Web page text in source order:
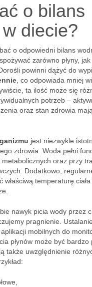
o bilans
diecie?
o odpowiedni bilans
zarówno płyny,
powinni dążyć do
, co odpowiada mniej
ta ilość może się
potrzeb –
oraz stan zdrowia
jest niezwykle
zdrowia. Woda pełni
oraz przy
Dodatkowo,
właściwą temperaturę
nawyk picia wody przez
pragnienie.
mobilnych do
płynów może być bardzo
także uwzględnienie